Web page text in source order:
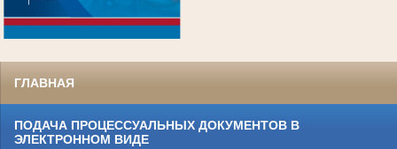
ГЛАВНАЯ
ПОДАЧА ПРОЦЕССУАЛЬНЫХ ДОКУМЕНТОВ В
ЭЛЕКТРОННОМ ВИДЕ